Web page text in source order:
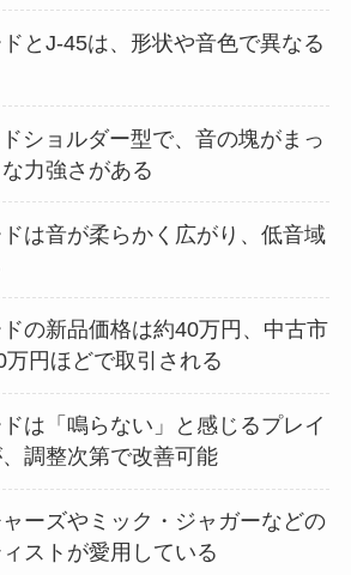
とJ-45は、形状や音色で異なる
ショルダー型で、音の塊がまっ
力強さがある
は音が柔らかく広がり、低音域
の新品価格は約40万円、中古市
円ほどで取引される
は「鳴らない」と感じるプレイ
調整次第で改善可能
ーズやミック・ジャガーなどの
ストが愛用している